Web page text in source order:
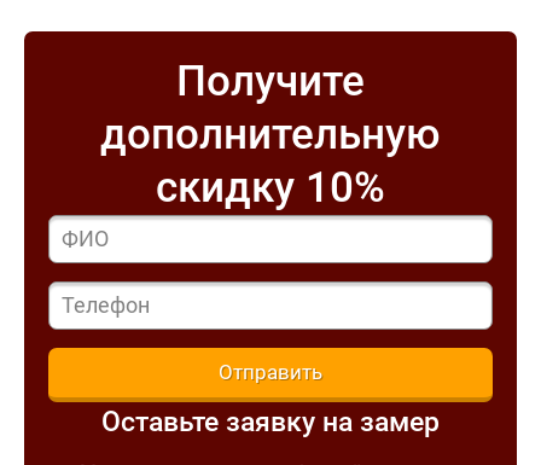
Получите
дополнительную
скидку 10%
Отправить
Оставьте заявку на замер